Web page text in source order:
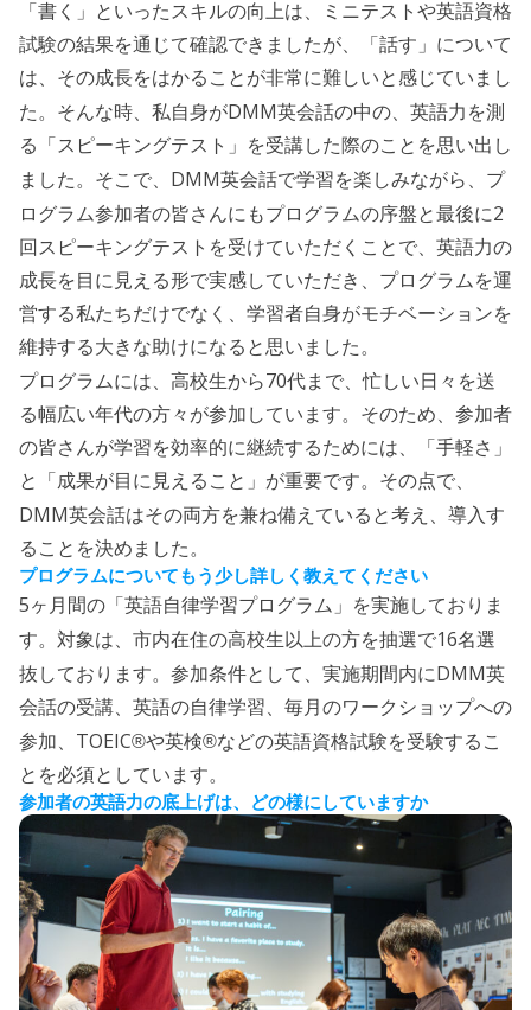
「書く」といったスキルの向上は、ミニテストや英語資格
試験の結果を通じて確認できましたが、「話す」について
は、その成長をはかることが非常に難しいと感じていまし
た。そんな時、私自身がDMM英会話の中の、英語力を測
る「スピーキングテスト」を受講した際のことを思い出し
ました。そこで、 DMM英会話で学習を楽しみながら、プ
ログラム参加者の皆さんにもプログラムの序盤と最後に2
回スピーキングテストを受けていただくことで、英語力の
成長を目に見える形で実感していただき、プログラムを運
営する私たちだけでなく、学習者自身がモチベーションを
維持する大きな助けになると思いました。
プログラムには、高校生から70代まで、忙しい日々を送
る幅広い年代の方々が参加しています。そのため、参加者
の皆さんが学習を効率的に継続するためには、「手軽さ」
と「成果が目に見えること」が重要です。その点で、
DMM英会話はその両方を兼ね備えていると考え、導入す
ることを決めました。
プログラムについてもう少し詳しく教えてください
5ヶ月間の「英語自律学習プログラム」を実施しておりま
す。対象は、市内在住の高校生以上の方を抽選で16名選
抜しております。参加条件として、実施期間内にDMM英
会話の受講、英語の自律学習、毎月のワークショップへの
参加、 TOEIC®︎や英検®などの英語資格試験を受験するこ
とを必須としています。
参加者の英語力の底上げは、どの様にしていますか